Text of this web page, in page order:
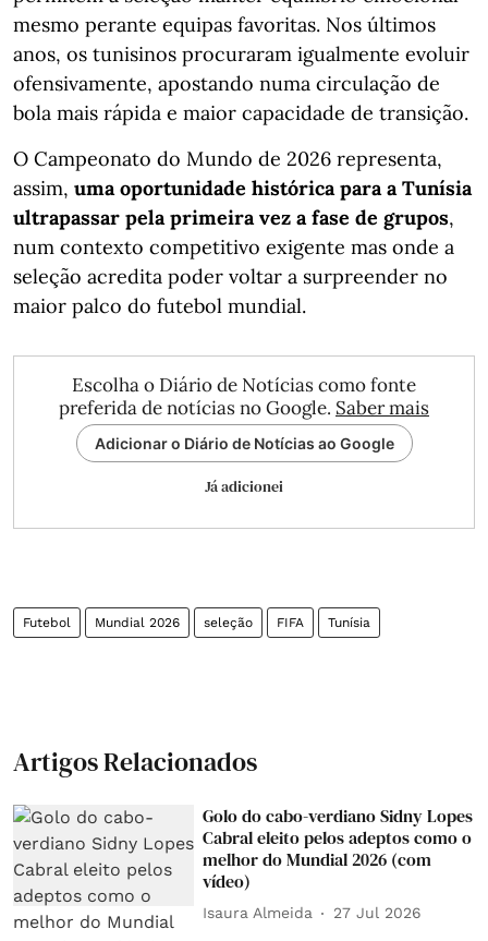
mesmo perante equipas favoritas. Nos últimos
anos, os tunisinos procuraram igualmente evoluir
ofensivamente, apostando numa circulação de
bola mais rápida e maior capacidade de transição.
O Campeonato do Mundo de 2026 representa,
assim, uma oportunidade histórica para a Tunísia
ultrapassar pela primeira vez a fase de grupos,
num contexto competitivo exigente mas onde a
seleção acredita poder voltar a surpreender no
maior palco do futebol mundial.
Escolha o Diário de Notícias como fonte
preferida de notícias no Google. Saber mais
Adicionar o Diário de Notícias ao Google
Já adicionei
Futebol Mundial 2026 seleção FIFA Tunísia
Artigos Relacionados
Golo do cabo-verdiano Sidny Lopes
Cabral eleito pelos adeptos como o
melhor do Mundial 2026 (com
vídeo)
Isaura Almeida 27 Jul 2026